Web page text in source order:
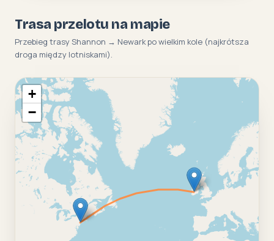
Trasa przelotu na mapie
Przebieg trasy Shannon → Newark po wielkim kole (najkrótsza
droga między lotniskami).
+
−